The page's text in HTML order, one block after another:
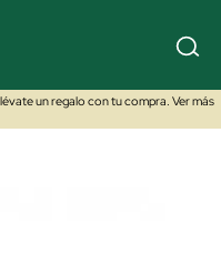
un regalo con tu compra. Ver más